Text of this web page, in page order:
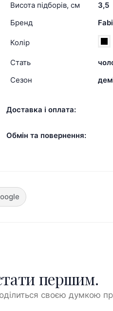
Висота підборів, см
3,5
Бренд
Колір
Стать
Сезон
Доставка і оплата:
Обмін та повернення:
першим.
своєю думкою